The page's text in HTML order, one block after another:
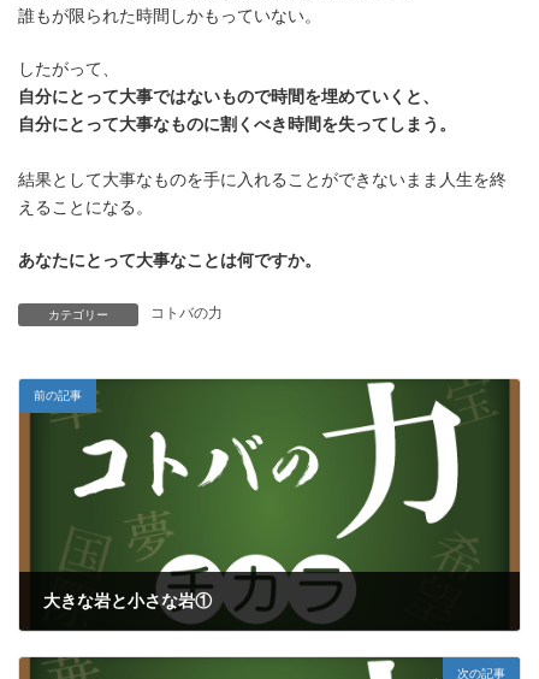
誰もが限られた時間しかもっていない。
したがって、
自分にとって大事ではないもので時間を埋めていくと、
自分にとって大事なものに割くべき時間を失ってしまう。
結果として大事なものを手に入れることができないまま人生を終
えることになる。
あなたにとって大事なことは何ですか。
カテゴリー コトバの力
前の記事
大きな岩と小さな岩①
次の記事